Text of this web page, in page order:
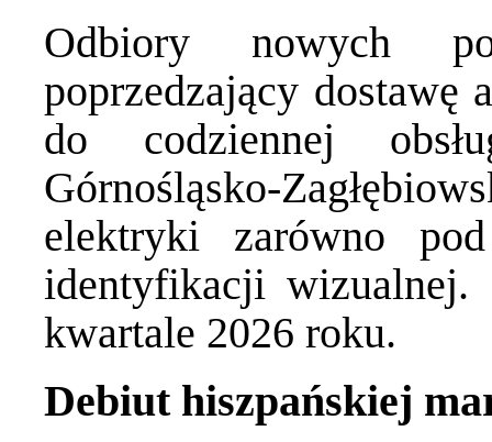
Odbiory nowych
poprzedzający dostawę
do codziennej
Górnośląsko-
elektryki zarówno
identyfikacji
kwartale 2026 roku.
Debiut hiszpańskiej